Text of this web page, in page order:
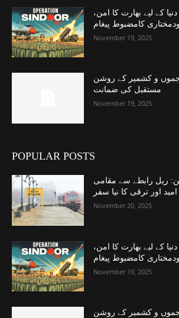
کے لیے بھارت کا امن،
کامضبوط پیغام
November 19, 2025
جموں و کشمیر کے روشن
مستقبل کی ضمانت
November 19, 2025
POPULAR POSTS
ریل رابطے سے مقامی
اور ترقی کا نیا سفر
November 20, 2025
کے لیے بھارت کا امن،
کامضبوط پیغام
November 19, 2025
جموں و کشمیر کے روشن